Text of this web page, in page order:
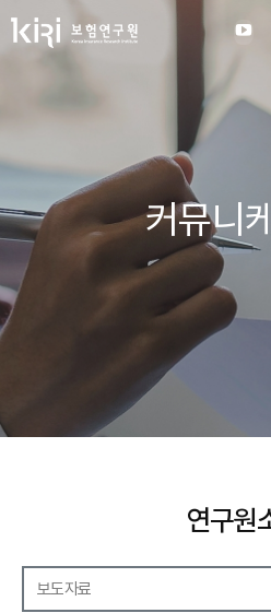
커뮤니
연구원
보도자료